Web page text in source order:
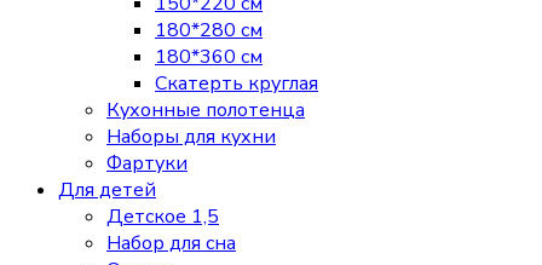
180*280 см
180*360 см
Скатерть круглая
Кухонные полотенца
Наборы для кухни
Фартуки
Для детей
Детское 1,5
Набор для сна